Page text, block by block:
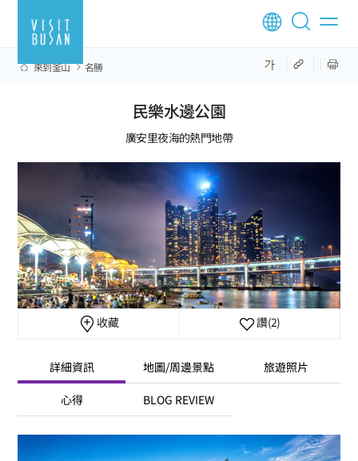
來到釜山 名勝
民樂水邊公園
廣安里夜海的熱門地帶
收藏 讚(2)
詳細資訊 地圖/周邊景點 旅遊照片
心得 BLOG REVIEW